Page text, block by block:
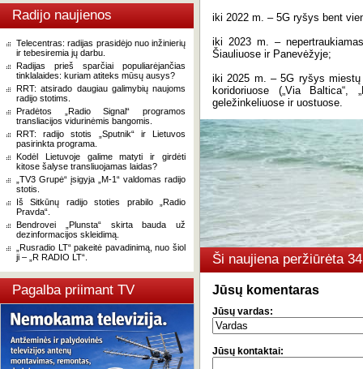
Radijo naujienos
Telecentras: radijas prasidėjo nuo inžinierių
ir tebesiremia jų darbu.
Radijas prieš sparčiai populiarėjančias
tinklalaides: kuriam atiteks mūsų ausys?
RRT: atsirado daugiau galimybių naujoms
radijo stotims.
Pradėtos „Radio Signal“ programos
transliacijos vidurinėmis bangomis.
RRT: radijo stotis „Sputnik“ ir Lietuvos
pasirinkta programa.
Kodėl Lietuvoje galime matyti ir girdėti
kitose šalyse transliuojamas laidas?
„TV3 Grupė“ įsigyja „M-1“ valdomas radijo
stotis.
Iš Sitkūnų radijo stoties prabilo „Radio
Pravda“.
Bendrovei „Plunsta“ skirta bauda už
dezinformacijos skleidimą.
„Rusradio LT“ pakeitė pavadinimą, nuo šiol
ji – „R RADIO LT“.
Pagalba priimant TV
iki 2022 m. – 5G ryšys bent
iki 2023 m. –
Šiauliuose ir Panevėžyje;
iki 2025 m. – 5G ryšys miestų
koridoriuose („Via Baltica“,
geležinkeliuose ir uostuose.
Ši naujiena peržiūrėta
Jūsų komentaras
Jūsų vardas:
Jūsų kontaktai: